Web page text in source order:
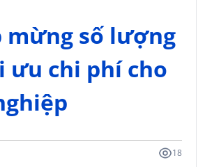
mừng số lượng
ưu chi phí cho
18